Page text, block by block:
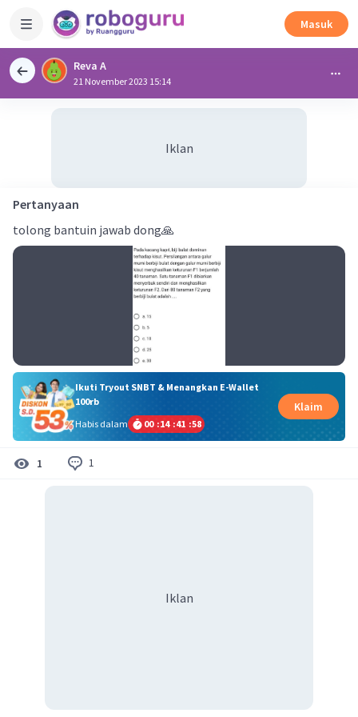
Masuk
Reva A
21 November 2023 15:14
Iklan
Pertanyaan
tolong bantuin jawab dong🙏
Ikuti Tryout SNBT & Menangkan E-Wallet
100rb
Habis dalam
00 :14 :41 :58
Klaim
1 1
Iklan